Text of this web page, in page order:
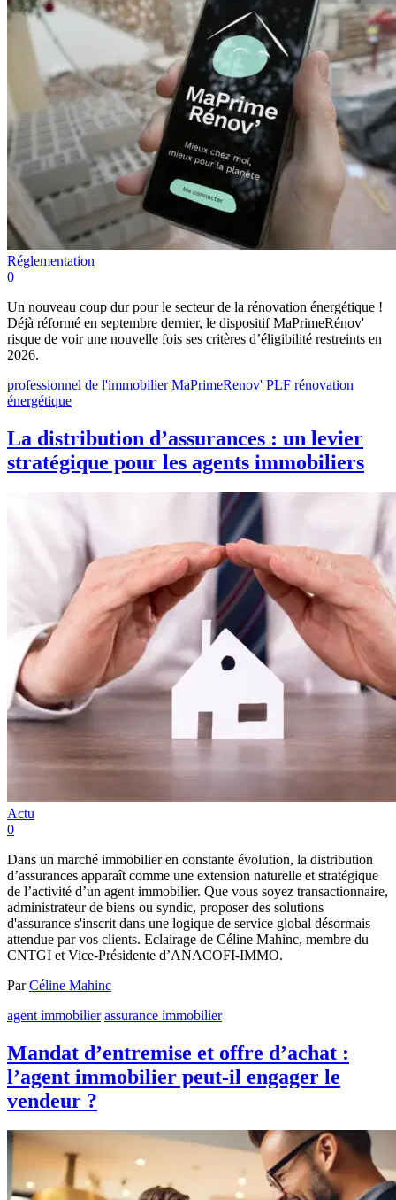
Réglementation
0
Un nouveau coup dur pour le secteur de la rénovation énergétique !
Déjà réformé en septembre dernier, le dispositif MaPrimeRénov'
risque de voir une nouvelle fois ses critères d’éligibilité restreints en
2026.
professionnel de l'immobilier MaPrimeRenov' PLF rénovation
énergétique
La distribution d’assurances : un levier
stratégique pour les agents immobiliers
Actu
0
Dans un marché immobilier en constante évolution, la distribution
d’assurances apparaît comme une extension naturelle et stratégique
de l’activité d’un agent immobilier. Que vous soyez transactionnaire,
administrateur de biens ou syndic, proposer des solutions
d'assurance s'inscrit dans une logique de service global désormais
attendue par vos clients. Eclairage de Céline Mahinc, membre du
CNTGI et Vice-Présidente d’ANACOFI-IMMO.
ParCéline Mahinc
agent immobilier assurance immobilier
Mandat d’entremise et offre d’achat :
l’agent immobilier peut-il engager le
vendeur ?